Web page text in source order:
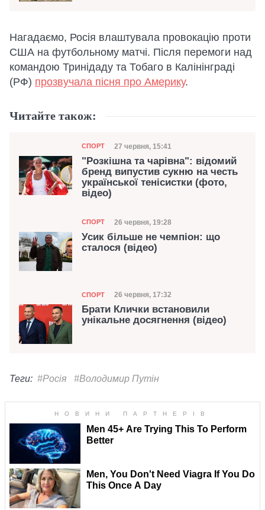
Нагадаємо, Росія влаштувала провокацію проти
США на футбольному матчі. Після перемоги над
командою Тринідаду та Тобаго в Калінінграді
(РФ) прозвучала пісня про Америку.
Читайте також:
Категорія
СПОРТ Дата публікації
27 червня, 15:41
"Розкішна та чарівна": відомий
бренд випустив сукню на честь
української тенісистки (фото,
відео)
Категорія
СПОРТ Дата публікації
26 червня, 19:28
Усик більше не чемпіон: що
сталося (відео)
Категорія
СПОРТ Дата публікації
26 червня, 17:32
Брати Клички встановили
унікальне досягнення (відео)
Теги: #Росія #Володимир Путін